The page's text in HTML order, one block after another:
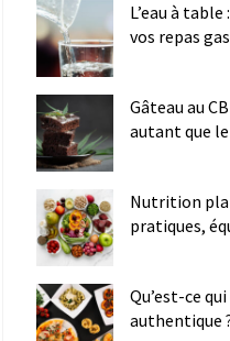
L’eau à
vos repas
Gâteau au
autant que
Nutrition
pratiques,
Qu’est-ce
authentique